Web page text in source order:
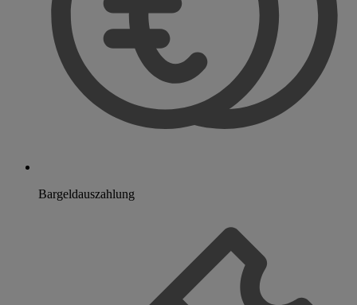
Bargeldauszahlung